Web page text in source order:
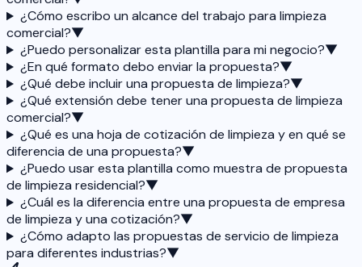
¿Cómo escribo un alcance del trabajo para limpieza
comercial?▼
¿Puedo personalizar esta plantilla para mi negocio?▼
¿En qué formato debo enviar la propuesta?▼
¿Qué debe incluir una propuesta de limpieza?▼
¿Qué extensión debe tener una propuesta de limpieza
comercial?▼
¿Qué es una hoja de cotización de limpieza y en qué se
diferencia de una propuesta?▼
¿Puedo usar esta plantilla como muestra de propuesta
de limpieza residencial?▼
¿Cuál es la diferencia entre una propuesta de empresa
de limpieza y una cotización?▼
¿Cómo adapto las propuestas de servicio de limpieza
para diferentes industrias?▼